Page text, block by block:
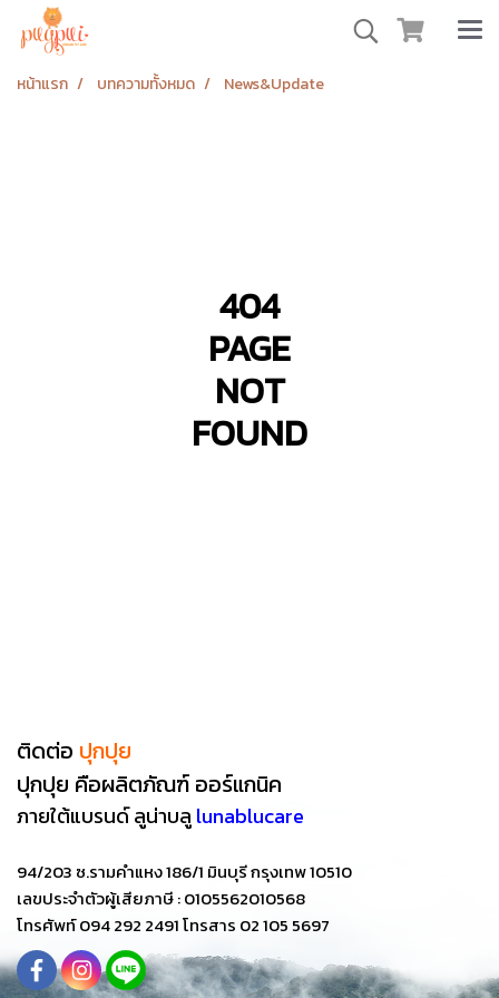
หน้าแรก บทความทั้งหมด News&Update
404
PAGE
NOT
FOUND
ติดต่อ ปุกปุย
ปุกปุย คือผลิตภัณฑ์ ออร์แกนิค
ภายใต้แบรนด์ลูน่าบลู lunablucare
94/203 ซ.รามคำแหง 186/1 มินบุรี กรุงเทพ 10510
เลขประจำตัวผู้เสียภาษี : 0105562010568
โทรศัพท์ 094 292 2491 โทรสาร 02 105 5697